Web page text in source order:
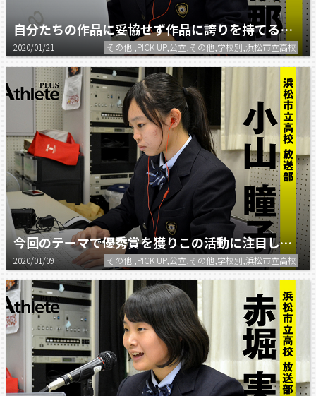
自分たちの作品に妥協せず作品に誇りを持てるように。
2020/01/21 その他 ,PICK UP,公立,その他,学校別,浜松市立高校
今回のテーマで優秀賞を獲りこの活動に注目してほしい。
2020/01/09 その他 ,PICK UP,公立,その他,学校別,浜松市立高校